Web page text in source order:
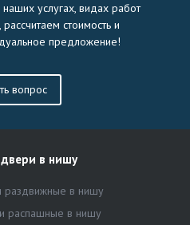
услугах, видах работ
стоимость и
предложение!
вопрос
в нишу
в нишу
распашные в нишу